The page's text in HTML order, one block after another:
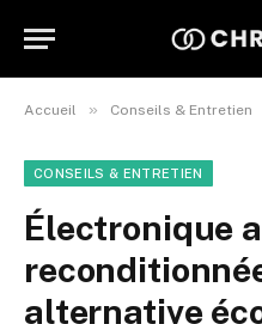
Accueil » Conseils & Entretien
CONSEILS & ENTRETIEN
Électronique
alternative